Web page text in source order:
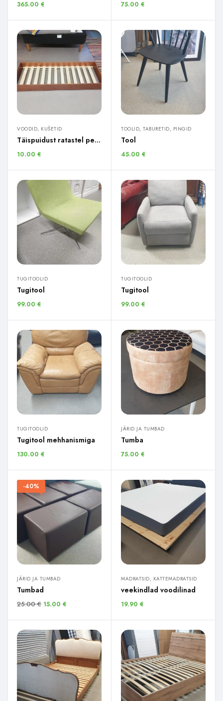
365.00 € 75.00 €
VOODID, KUŠETID
Täispuidust ratastel pesukast
10.00 €
TOOLID, TABURETID, PINGID
Tool
45.00 €
TUGITOOLID
Tugitool
99.00 €
TUGITOOLID
Tugitool
99.00 €
TUGITOOLID
Tugitool mehhanismiga
130.00 €
JÄRID JA TUMBAD
Tumba
75.00 €
-40%
JÄRID JA TUMBAD
Tumbad
25.00€ 15.00 €
MADRATSID, KATTEMADRATSID
veekindlad voodilinad
19.90 €